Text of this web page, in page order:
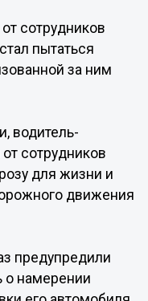
сотрудников
пытаться
за ним
водитель-
сотрудников
для жизни и
движения
предупредили
о намерении